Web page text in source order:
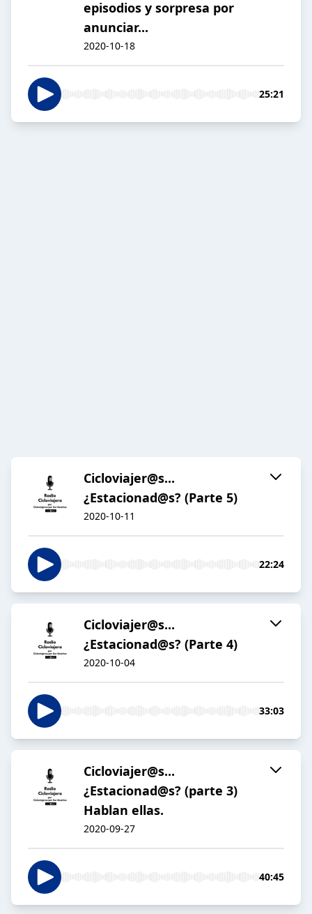
episodios y sorpresa por
anunciar...
2020-10-18
25:21
Cicloviajer@s...
¿Estacionad@s? (Parte 5)
2020-10-11
22:24
Cicloviajer@s...
¿Estacionad@s? (Parte 4)
2020-10-04
33:03
Cicloviajer@s...
¿Estacionad@s? (parte 3)
Hablan ellas.
2020-09-27
40:45